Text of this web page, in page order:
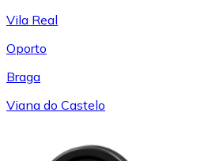
Vila Real
Oporto
Braga
Viana do Castelo